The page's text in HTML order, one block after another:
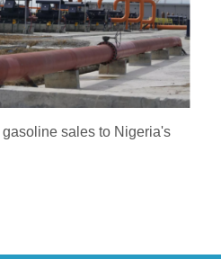
sales to Nigeria's